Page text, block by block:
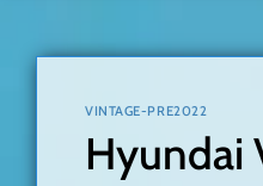
VINTAGE-PRE2022
Hyundai